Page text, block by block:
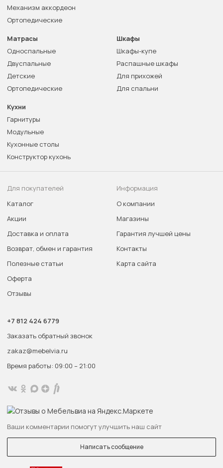
Механизм аккордеон
Ортопедические
Матрасы
Односпальные
Двуспальные
Детские
Ортопедические
Шкафы
Шкафы-купе
Распашные шкафы
Для прихожей
Для спальни
Кухни
Гарнитуры
Модульные
Кухонные столы
Конструктор кухонь
Для покупателей
Каталог
Акции
Доставка и оплата
Возврат, обмен и гарантия
Полезные статьи
Оферта
Отзывы
Информация
О компании
Магазины
Гарантия лучшей цены
Контакты
Карта сайта
+7 812 424 6779
Заказать обратный звонок
zakaz@mebelvia.ru
Время работы: 09:00 – 21:00
Ваши комментарии помогут улучшить наш сайт
Написать сообщение